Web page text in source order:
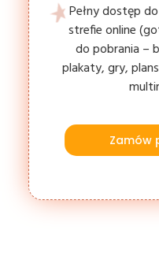
Pełny dostęp
strefie online
do pobrania –
plakaty, gry,
Zamów